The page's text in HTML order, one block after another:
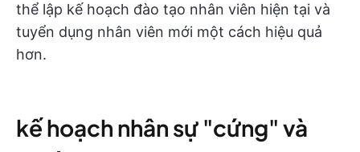
thể lập kế hoạch đào tạo nhân viên hiện tại và
tuyển dụng nhân viên mới một cách hiệu quả
hơn.
kế hoạch nhân sự "cứng" và